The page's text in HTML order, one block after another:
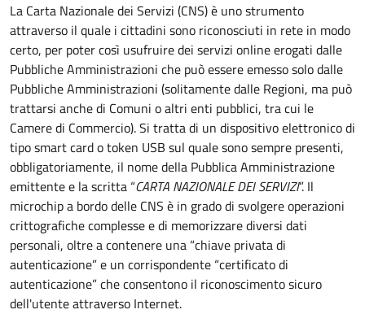
La Carta Nazionale dei Servizi (CNS) è uno strumento
attraverso il quale i cittadini sono riconosciuti in rete in modo
certo, per poter così usufruire dei servizi online erogati dalle
Pubbliche Amministrazioni che può essere emesso solo dalle
Pubbliche Amministrazioni (solitamente dalle Regioni, ma può
trattarsi anche di Comuni o altri enti pubblici, tra cui le
Camere di Commercio).Si tratta di un dispositivo elettronico di
tiposmart cardo token USB sul quale sono sempre presenti,
obbligatoriamente, il nome della Pubblica Amministrazione
emittente e la scritta “CARTA NAZIONALE DEI SERVIZI”. Il
microchip a bordo delle CNS è in grado di svolgere operazioni
crittografiche complesse e di memorizzare diversi dati
personali, oltre a contenere una “chiave privata di
autenticazione” e un corrispondente “certificato di
autenticazione” che consentono il riconoscimento sicuro
dell'utente attraverso Internet.